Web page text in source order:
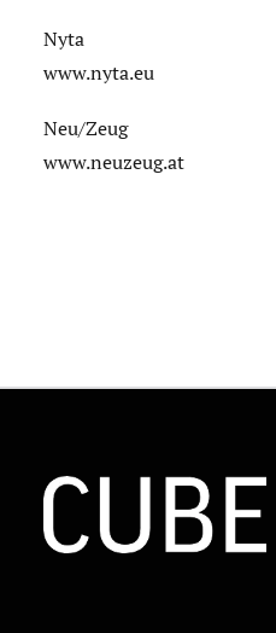
Nyta
www.nyta.eu
Neu/Zeug
www.neuzeug.at